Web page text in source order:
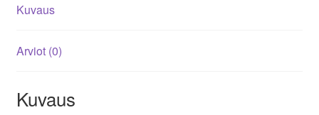
Kuvaus
Arviot (0)
Kuvaus